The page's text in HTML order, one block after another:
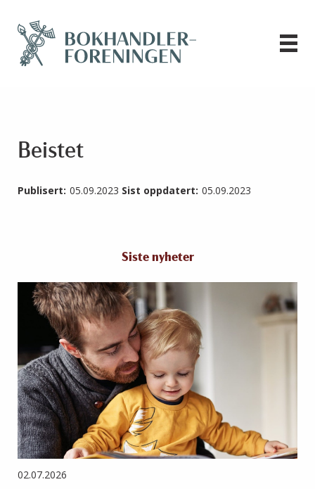
Beistet
Publisert: 05.09.2023 Sist oppdatert: 05.09.2023
Siste nyheter
02.07.2026